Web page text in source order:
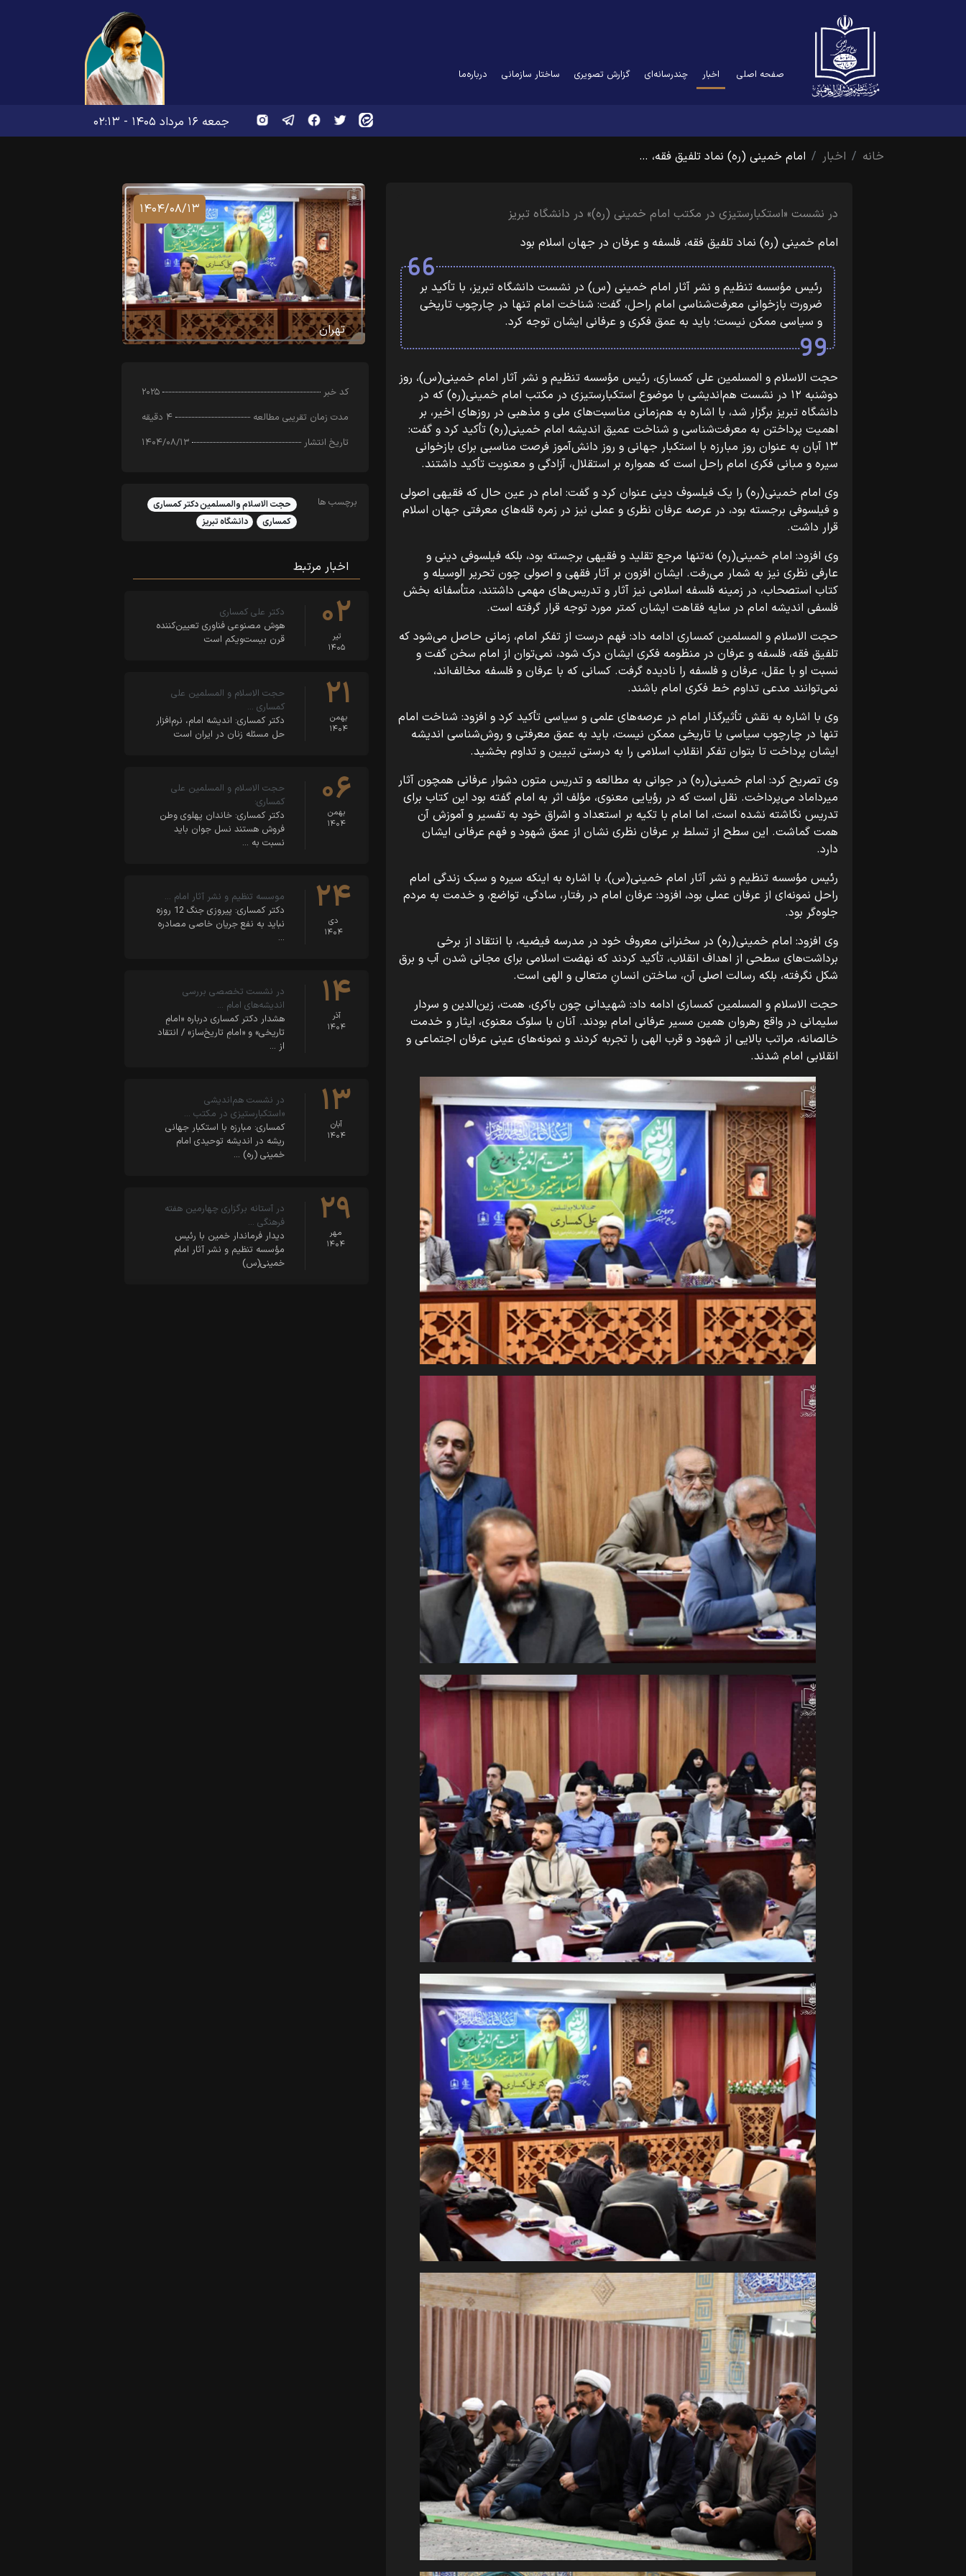
صفحه اصلی اخبار چندرسانه‌ای گزارش تصویری ساختار سازمانی درباره‌ما
جمعه ۱۶ مرداد ۱۴۰۵ - ۰۲:۱۳
خانه
اخبار امام خمینی (ره) نماد تلفیق فقه، …
در نشست «استکبارستیزی در مکتب امام خمینی (ره)» در دانشگاه تبریز
امام خمینی (ره) نماد تلفیق فقه، فلسفه و عرفان در جهان اسلام بود
رئیس مؤسسه تنظیم و نشر آثار امام خمینی (س) در نشست دانشگاه تبریز، با تأکید بر
ضرورت بازخوانی معرفت‌شناسی امام راحل، گفت: شناخت امام تنها در چارچوب تاریخی
و سیاسی ممکن نیست؛ باید به عمق فکری و عرفانی ایشان توجه کرد.
حجت الاسلام و المسلمین علی کمساری، رئیس مؤسسه تنظیم و نشر آثار امام خمینی(س)، روز
دوشنبه ۱۲ در نشست هم‌اندیشی با موضوع استکبارستیزی در مکتب امام خمینی(ره) که در
دانشگاه تبریز برگزار شد، با اشاره به هم‌زمانی مناسبت‌های ملی و مذهبی در روزهای اخیر، بر
اهمیت پرداختن به معرفت‌شناسی و شناخت عمیق اندیشه امام خمینی(ره) تأکید کرد و گفت:
۱۳ آبان به عنوان روز مبارزه با استکبار جهانی و روز دانش‌آموز فرصت مناسبی برای بازخوانی
سیره و مبانی فکری امام راحل است که همواره بر استقلال، آزادگی و معنویت تأکید داشتند.
وی امام خمینی(ره) را یک فیلسوف دینی عنوان کرد و گفت: امام در عین حال که فقیهی اصولی
و فیلسوفی برجسته بود، در عرصه عرفان نظری و عملی نیز در زمره قله‌های معرفتی جهان اسلام
قرار داشت.
وی افزود: امام خمینی(ره) نه‌تنها مرجع تقلید و فقیهی برجسته بود، بلکه فیلسوفی دینی و
عارفی نظری نیز به شمار می‌رفت. ایشان افزون بر آثار فقهی و اصولی چون تحریر الوسیله و
کتاب استصحاب، در زمینه فلسفه اسلامی نیز آثار و تدریس‌های مهمی داشتند، متأسفانه بخش
فلسفی اندیشه امام در سایه فقاهت ایشان کمتر مورد توجه قرار گرفته است.
حجت الاسلام و المسلمین کمساری ادامه داد: فهم درست از تفکر امام، زمانی حاصل می‌شود که
تلفیق فقه، فلسفه و عرفان در منظومه فکری ایشان درک شود، نمی‌توان از امام سخن گفت و
نسبت او با عقل، عرفان و فلسفه را نادیده گرفت. کسانی که با عرفان و فلسفه مخالف‌اند،
نمی‌توانند مدعی تداوم خط فکری امام باشند.
وی با اشاره به نقش تأثیرگذار امام در عرصه‌های علمی و سیاسی تأکید کرد و افزود: شناخت امام
تنها در چارچوب سیاسی یا تاریخی ممکن نیست، باید به عمق معرفتی و روش‌شناسی اندیشه
ایشان پرداخت تا بتوان تفکر انقلاب اسلامی را به درستی تبیین و تداوم بخشید.
وی تصریح کرد: امام خمینی(ره) در جوانی به مطالعه و تدریس متون دشوار عرفانی همچون آثار
میرداماد می‌پرداخت. نقل است که در رؤیایی معنوی، مؤلف اثر به امام گفته بود این کتاب برای
تدریس نگاشته نشده است، اما امام با تکیه بر استعداد و اشراق خود به تفسیر و آموزش آن
همت گماشت. این سطح از تسلط بر عرفان نظری نشان از عمق شهود و فهم عرفانی ایشان
دارد.
رئیس مؤسسه تنظیم و نشر آثار امام خمینی(س)، با اشاره به اینکه سیره و سبک زندگی امام
راحل نمونه‌ای از عرفان عملی بود، افزود: عرفان امام در رفتار، سادگی، تواضع، و خدمت به مردم
جلوه‌گر بود.
وی افزود: امام خمینی(ره) در سخنرانی معروف خود در مدرسه فیضیه، با انتقاد از برخی
برداشت‌های سطحی از اهداف انقلاب، تأکید کردند که نهضت اسلامی برای مجانی شدن آب و برق
شکل نگرفته، بلکه رسالت اصلی آن، ساختن انسانِ متعالی و الهی است.
حجت الاسلام و المسلمین کمساری ادامه داد: شهیدانی چون باکری، همت، زین‌الدین و سردار
سلیمانی در واقع رهروان همین مسیر عرفانی امام بودند. آنان با سلوک معنوی، ایثار و خدمت
خالصانه، مراتب بالایی از شهود و قرب الهی را تجربه کردند و نمونه‌های عینی عرفان اجتماعی و
انقلابی امام شدند.
۱۴۰۴/۰۸/۱۳
تهران
کد خبر
۲۰۲۵
مدت زمان تقریبی مطالعه
۴ دقیقه
تاریخ انتشار
۱۴۰۴/۰۸/۱۳
برچسب ها
حجت الاسلام والمسلمین دکتر کمساری
کمساری
دانشگاه تبریز
اخبار مرتبط
۰۲
تیر
۱۴۰۵
دکتر علی کمساری
هوش مصنوعی فناوری تعیین‌کننده
قرن بیست‌ویکم است
۲۱
بهمن
۱۴۰۴
حجت الاسلام و المسلمین علی
کمساری …
دکتر کمساری: اندیشه امام، نرم‌افزار
حل مسئله زنان در ایران است
۰۶
بهمن
۱۴۰۴
حجت الاسلام و المسلمین علی
کمساری:
دکتر کمساری: خاندان پهلوی وطن
فروش هستند نسل جوان باید
نسبت به …
۲۴
دی
۱۴۰۴
موسسه تنظیم و نشر آثار امام …
دکتر کمساری: پیروزی جنگ 12 روزه
نباید به نفع جریان خاصی مصادره
…
۱۴
آذر
۱۴۰۴
در نشست تخصصی بررسی
اندیشه‌های امام …
هشدار دکتر کمساری درباره «امامِ
تاریخی» و «امامِ تاریخ‌ساز» / انتقاد
از …
۱۳
آبان
۱۴۰۴
در نشست هم‌اندیشی
«استکبارستیزی در مکتب …
کمساری: مبارزه با استکبار جهانی
ریشه در اندیشه توحیدی امام
خمینی (ره) …
۲۹
مهر
۱۴۰۴
در آستانه برگزاری چهارمین هفته
فرهنگی …
دیدار فرماندار خمین با رئیس
مؤسسه تنظیم و نشر آثار امام
خمینی(س)